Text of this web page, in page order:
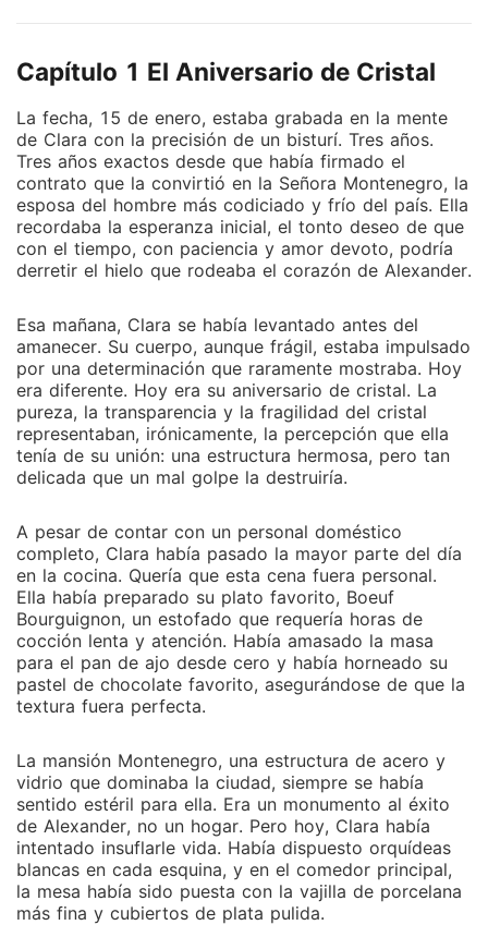
hizo cenizas la noche de un trágico accidente.
salvar del peligro, no dudó en correr hacia Valeria,
dejando a su esposa atrás. En ese instante, entre
sirenas y dolor, el corazón de Clara no se rompió; se
volvió de hielo. Desde una fría cama de hospital,
firmó los papeles de divorcio y desapareció sin dejar
rastro, llevándose consigo su dignidad y un talento
oculto. Dos años después, el destino los vuelve a
sumisa que mendigaba migajas de atención. Ahora es
C. Laurent, una diseñadora de fama internacional,
empoderada, brillante y deslumbrantemente
inalcanzable. Alexander, atormentado por el vacío
que ella dejó y dándose cuenta del error que
cometió, descubre que la brillante mente maestra con
la que su imperio necesita firmar un contrato vital es
recuperarla, pronto comprenderá que la nueva Clara
no está dispuesta a ceder. El hombre que estaba
acostumbrado a que el mundo se postrara a sus pies,
tendrá que enfrentarse a la implacable reina que él
mismo forjó y descubrirá que el perdón tiene un
precio muy alto: su propio orgullo.
Capítulo 1 El Aniversario de Cristal
La fecha, 15 de enero, estaba grabada en la mente
de Clara con la precisión de un bisturí. Tres años.
Tres años exactos desde que había firmado el
contrato que la convirtió en la Señora Montenegro, la
esposa del hombre más codiciado y frío del país. Ella
recordaba la esperanza inicial, el tonto deseo de que
con el tiempo, con paciencia y amor devoto, podría
derretir el hielo que rodeaba el corazón de Alexander.
Esa mañana, Clara se había levantado antes del
amanecer. Su cuerpo, aunque frágil, estaba impulsado
por una determinación que raramente mostraba. Hoy
era diferente. Hoy era su aniversario de cristal. La
pureza, la transparencia y la fragilidad del cristal
representaban, irónicamente, la percepción que ella
tenía de su unión: una estructura hermosa, pero tan
delicada que un mal golpe la destruiría.
A pesar de contar con un personal doméstico
completo, Clara había pasado la mayor parte del día
en la cocina. Quería que esta cena fuera personal.
Ella había preparado su plato favorito, Boeuf
Bourguignon, un estofado que requería horas de
cocción lenta y atención. Había amasado la masa
para el pan de ajo desde cero y había horneado su
pastel de chocolate favorito, asegurándose de que la
textura fuera perfecta.
La mansión Montenegro, una estructura de acero y
vidrio que dominaba la ciudad, siempre se había
sentido estéril para ella. Era un monumento al éxito
de Alexander, no un hogar. Pero hoy, Clara había
intentado insuflarle vida. Había dispuesto orquídeas
blancas en cada esquina, y en el comedor principal,
la mesa había sido puesta con la vajilla de porcelana
más fina y cubiertos de plata pulida.